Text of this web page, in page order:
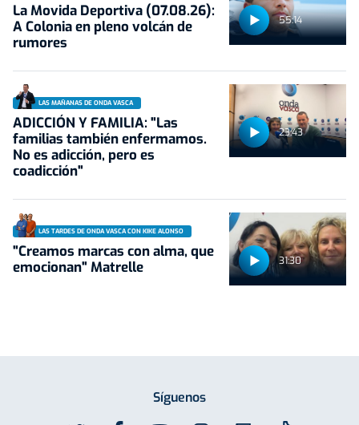
55:14
La Movida Deportiva (07.08.26):
A Colonia en pleno volcán de
rumores
23:43
LAS MAÑANAS DE ONDA VASCA
ADICCIÓN Y FAMILIA: "Las
familias también enfermamos.
No es adicción, pero es
coadicción"
31:30
LAS TARDES DE ONDA VASCA CON KIKE ALONSO
"Creamos marcas con alma, que
emocionan" Matrelle
Síguenos